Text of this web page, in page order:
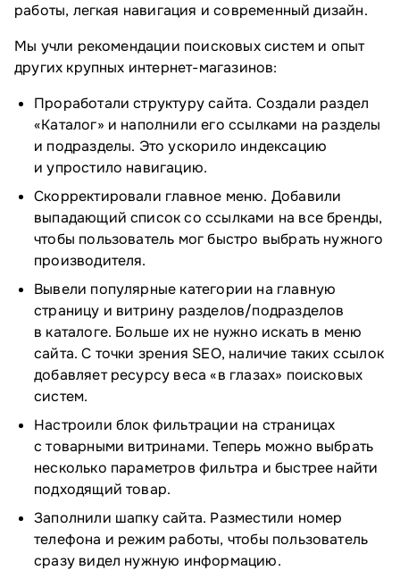
работы, легкая навигация и современный дизайн.
Мы учли рекомендации поисковых систем и опыт
других крупных интернет-магазинов:
Проработали структуру сайта. Создали раздел
«Каталог» и наполнили его ссылками на разделы
и подразделы. Это ускорило индексацию
и упростило навигацию.
Скорректировали главное меню. Добавили
выпадающий список со ссылками на все бренды,
чтобы пользователь мог быстро выбрать нужного
производителя.
Вывели популярные категории на главную
страницу и витрину разделов/подразделов
в каталоге. Больше их не нужно искать в меню
сайта. С точки зрения SEO, наличие таких ссылок
добавляет ресурсу веса «в глазах» поисковых
систем.
Настроили блок фильтрации на страницах
с товарными витринами. Теперь можно выбрать
несколько параметров фильтра и быстрее найти
подходящий товар.
Заполнили шапку сайта. Разместили номер
телефона и режим работы, чтобы пользователь
сразу видел нужную информацию.